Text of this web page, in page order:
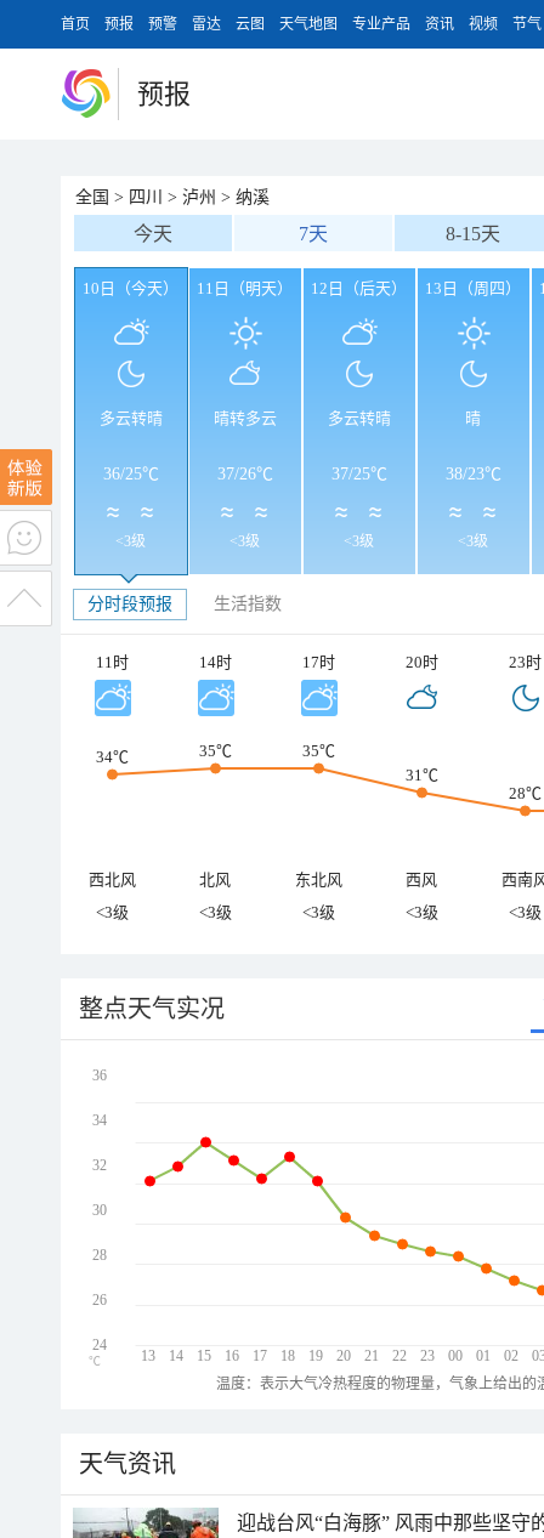
首页 预报 预警 雷达 云图 天气地图 专业产品 资讯 视频 节气
预报
全国 > 四川 > 泸州 > 纳溪
今天 7天 8-15天
10日（今天）
多云转晴
36/25℃
<3级
11日（明天）
晴转多云
37/26℃
<3级
12日（后天）
多云转晴
37/25℃
<3级
13日（周四）
晴
38/23℃
<3级
分时段预报 生活指数
11时 14时 17时 20时 23时
34℃ 35℃
35℃
31℃
28℃
西北风 北风 东北风 西风
西南
<3级
<3级 <3级 <3级 <3级
整点天气实况
13 14 15 16 17 18 19 20 21 22 23 00 01 02
36
34
32
30
28
26
24
℃
温度：表示大气冷热程度的物理量，气象上给出
天气资讯
迎战台风“白海豚” 风雨中那些坚守